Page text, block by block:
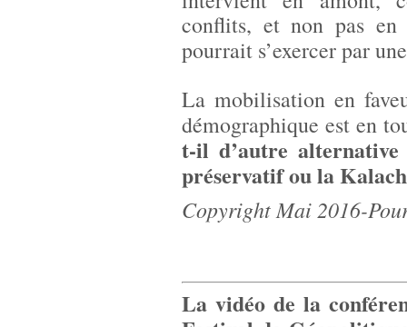
conflits, et non pas
pourrait s’exercer par
La mobilisation en
démographique est en
t-il d’autre
préservatif ou la
Copyright Mai 2016-
La vidéo de la